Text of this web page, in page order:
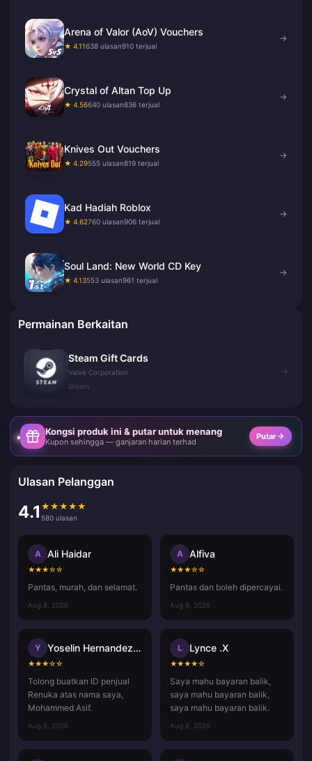
Arena of Valor (AoV) Vouchers
★ 4.11638 ulasan910 terjual
→
Crystal of Altan Top Up
★ 4.56640 ulasan836 terjual
→
Knives Out Vouchers
★ 4.29555 ulasan819 terjual
→
Kad Hadiah Roblox
★ 4.62760 ulasan906 terjual
→
Soul Land: New World CD Key
★ 4.13553 ulasan961 terjual
→
Permainan Berkaitan
Steam Gift Cards
Valve Corporation
Steam
→
Kongsi produk ini & putar untuk menang
Kupon sehingga — ganjaran harian terhad
Putar
Ulasan Pelanggan
4.1 ★ ★ ★ ★ ★
580 ulasan
A Ali Haidar
★★★☆☆
Pantas, murah, dan selamat.
Aug 8, 2026
A Alfiva
★★★☆☆
Pantas dan boleh dipercayai.
Aug 8, 2026
Y Yoselin Hernandez ramos
★★★☆☆
Tolong buatkan ID penjual
Renuka atas nama saya,
Mohammed Asif.
Aug 8, 2026
L Lynce .X
★★★★☆
Saya mahu bayaran balik,
saya mahu bayaran balik,
saya mahu bayaran balik.
Aug 8, 2026